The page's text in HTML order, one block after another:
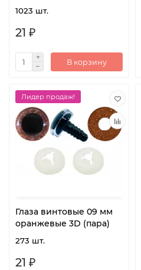
1023 шт.
21 ₽
В корзину
Лидер продаж!
Глаза винтовые 09 мм
оранжевые 3D (пара)
273 шт.
21 ₽